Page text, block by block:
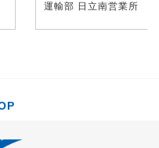
運輸部 日立南営業所